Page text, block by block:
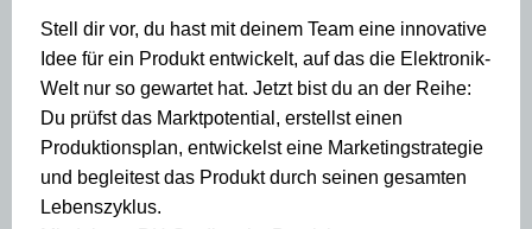
Stell dir vor, du hast mit deinem Team eine innovative
Idee für ein Produkt entwickelt, auf das die Elektronik-
Welt nur so gewartet hat. Jetzt bist du an der Reihe:
Du prüfst das Marktpotential, erstellst einen
Produktionsplan, entwickelst eine Marketingstrategie
und begleitest das Produkt durch seinen gesamten
Lebenszyklus.